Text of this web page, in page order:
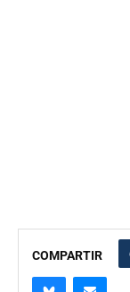
COMPARTIR